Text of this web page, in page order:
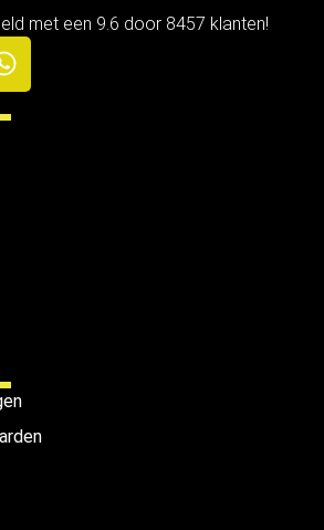
met een 9.6 door 8457 klanten!